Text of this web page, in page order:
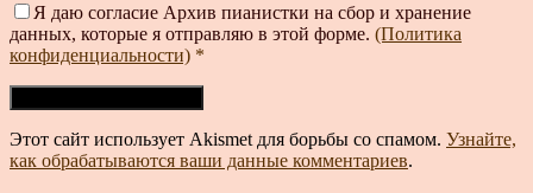
Я даю согласие Архив пианистки на сбор и хранение
данных, которые я отправляю в этой форме. (Политика
конфиденциальности) *
Этот сайт использует Akismet для борьбы со спамом. Узнайте,
как обрабатываются ваши данные комментариев.